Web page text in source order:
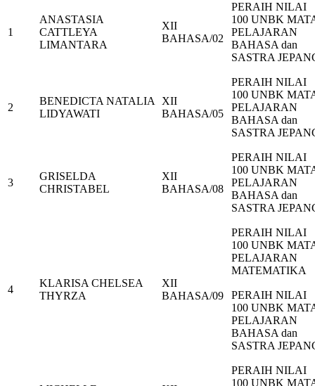
1
ANASTASIA
CATTLEYA
LIMANTARA
XII
BAHASA/02
PERAIH NILAI
100 UNBK
PELAJARAN
BAHASA dan
SASTRA
2
BENEDICTA NATALIA
LIDYAWATI
XII
BAHASA/05
PERAIH NILAI
100 UNBK
PELAJARAN
BAHASA dan
SASTRA
3
GRISELDA
CHRISTABEL
XII
BAHASA/08
PERAIH NILAI
100 UNBK
PELAJARAN
BAHASA dan
SASTRA
4
KLARISA CHELSEA
THYRZA
XII
BAHASA/09
PERAIH NILAI
100 UNBK
PELAJARAN
MATEMATIKA
PERAIH NILAI
100 UNBK
PELAJARAN
BAHASA dan
SASTRA
PERAIH NILAI
100 UNBK